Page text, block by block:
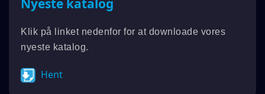
Klik på linket nedenfor for at downloade vores
nyeste katalog.
Hent